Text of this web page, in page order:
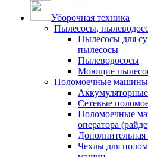
Уборочная техника
Пылесосы,
Пылесосы для
пылесосы
Пылеводососы
Моющие
Поломоечные машины
Сетевые
Поломоечные
оператора
Чехлы для